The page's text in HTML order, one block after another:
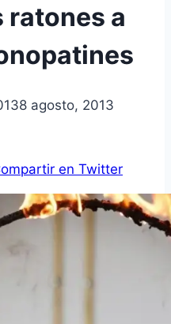
ratones a
8 agosto, 2013
en Twitter